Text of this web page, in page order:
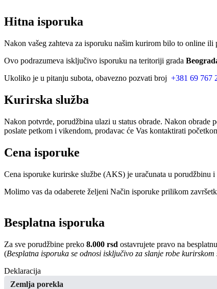
Hitna isporuka
Nakon vašeg zahteva za isporuku našim kurirom bilo to online
Ovo podrazumeva isključivo isporuku na teritoriji grada
Ukoliko je u pitanju subota, obavezno pozvati broj +381 69 767
Kurirska služba
Nakon potvrde, porudžbina ulazi u status obrade. Nakon obrade
poslate petkom i vikendom, prodavac će Vas kontaktirati
Cena isporuke
Cena isporuke kurirske službe (AKS) je uračunata u porudžbinu
Molimo vas da odaberete željeni Način isporuke prilikom
Besplatna isporuka
Za sve porudžbine preko 8.000 rsd ostavrujete pravo na
(Besplatna isporuka se odnosi isključivo za slanje robe kurirskom
Deklaracija
Zemlja porekla